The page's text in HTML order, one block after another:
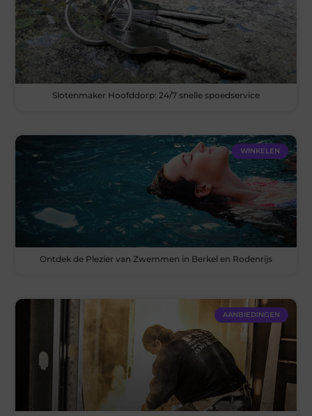
Slotenmaker Hoofddorp: 24/7 snelle spoedservice
WINKELEN
Ontdek de Plezier van Zwemmen in Berkel en Rodenrijs
AANBIEDINGEN